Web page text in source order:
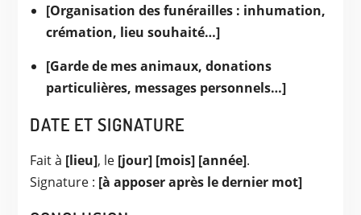
[Organisation des funérailles : inhumation,
crémation, lieu souhaité…]
[Garde de mes animaux, donations
particulières, messages personnels…]
DATE ET SIGNATURE
Fait à [lieu], le [jour] [mois] [année].
Signature : [à apposer après le dernier mot]